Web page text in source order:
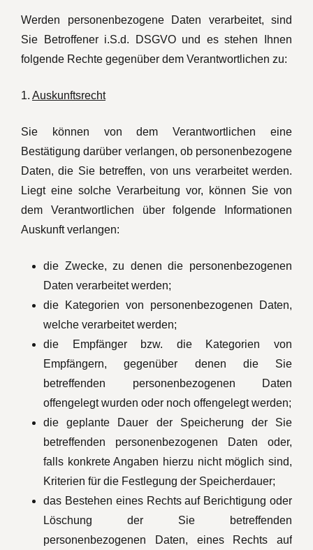
Werden personenbezogene Daten verarbeitet, sind
Sie Betroffener i.S.d. DSGVO und es stehen Ihnen
folgende Rechte gegenüber dem Verantwortlichen zu:
1. Auskunftsrecht
Sie können von dem Verantwortlichen eine
Bestätigung darüber verlangen, ob personenbezogene
Daten, die Sie betreffen, von uns verarbeitet werden.
Liegt eine solche Verarbeitung vor, können Sie von
dem Verantwortlichen über folgende Informationen
Auskunft verlangen:
die Zwecke, zu denen die personenbezogenen
Daten verarbeitet werden;
die Kategorien von personenbezogenen Daten,
welche verarbeitet werden;
die Empfänger bzw. die Kategorien von
Empfängern, gegenüber denen die Sie
betreffenden personenbezogenen Daten
offengelegt wurden oder noch offengelegt werden;
die geplante Dauer der Speicherung der Sie
betreffenden personenbezogenen Daten oder,
falls konkrete Angaben hierzu nicht möglich sind,
Kriterien für die Festlegung der Speicherdauer;
das Bestehen eines Rechts auf Berichtigung oder
Löschung der Sie betreffenden
personenbezogenen Daten, eines Rechts auf